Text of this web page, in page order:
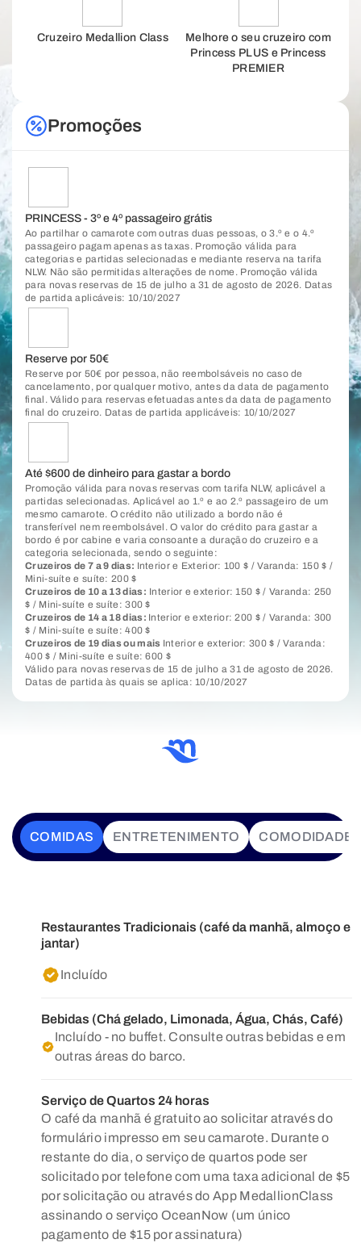
Cruzeiro Medallion Class
Melhore o seu cruzeiro com
Princess PLUS e Princess
PREMIER
Promoções
PRINCESS - 3º e 4º passageiro grátis
Ao partilhar o camarote com outras duas pessoas, o 3.º e o 4.º
passageiro pagam apenas as taxas. Promoção válida para
categorias e partidas selecionadas e mediante reserva na tarifa
NLW. Não são permitidas alterações de nome. Promoção válida
para novas reservas de 15 de julho a 31 de agosto de 2026. Datas
de partida aplicáveis: 10/10/2027
Reserve por 50€
Reserve por 50€ por pessoa, não reembolsáveis no caso de
cancelamento, por qualquer motivo, antes da data de pagamento
final. Válido para reservas efetuadas antes da data de pagamento
final do cruzeiro. Datas de partida applicáveis: 10/10/2027
Até $600 de dinheiro para gastar a bordo
Promoção válida para novas reservas com tarifa NLW, aplicável a
partidas selecionadas. Aplicável ao 1.º e ao 2.º passageiro de um
mesmo camarote. O crédito não utilizado a bordo não é
transferível nem reembolsável. O valor do crédito para gastar a
bordo é por cabine e varia consoante a duração do cruzeiro e a
categoria selecionada, sendo o seguinte:
Cruzeiros de 7 a 9 dias: Interior e Exterior: 100 $ / Varanda: 150 $ /
Mini-suíte e suíte: 200 $
Cruzeiros de 10 a 13 dias: Interior e exterior: 150 $ / Varanda: 250
$ / Mini-suíte e suíte: 300 $
Cruzeiros de 14 a 18 dias: Interior e exterior: 200 $ / Varanda: 300
$ / Mini-suíte e suíte: 400 $
Cruzeiros de 19 dias ou mais Interior e exterior: 300 $ / Varanda:
400 $ / Mini-suíte e suíte: 600 $
Válido para novas reservas de 15 de julho a 31 de agosto de 2026.
Datas de partida às quais se aplica: 10/10/2027
COMIDAS ENTRETENIMENTO
Restaurantes Tradicionais (café da manhã, almoço e
jantar)
Incluído
Bebidas (Chá gelado, Limonada, Água, Chás, Café)
Incluído - no buffet. Consulte outras bebidas e em
outras áreas do barco.
Serviço de Quartos 24 horas
O café da manhã é gratuito ao solicitar através do
formulário impresso em seu camarote. Durante o
restante do dia, o serviço de quartos pode ser
solicitado por telefone com uma taxa adicional de $5
por solicitação ou através do App MedallionClass
assinando o serviço OceanNow (um único
pagamento de $15 por assinatura)